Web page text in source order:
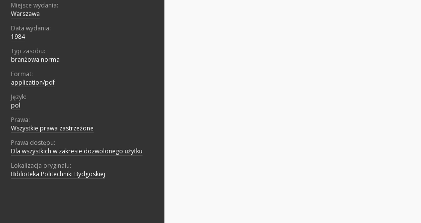
Miejsce wydania:
Warszawa
Data wydania:
1984
Typ zasobu:
branżowa norma
Format:
application/pdf
Język:
pol
Prawa:
Wszystkie prawa zastrzeżone
Prawa dostępu:
Dla wszystkich w zakresie dozwolonego użytku
Lokalizacja oryginału:
Biblioteka Politechniki Bydgoskiej